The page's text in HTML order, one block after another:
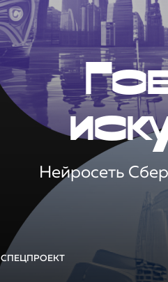
СПЕЦПРОЕКТ
Нейросеть